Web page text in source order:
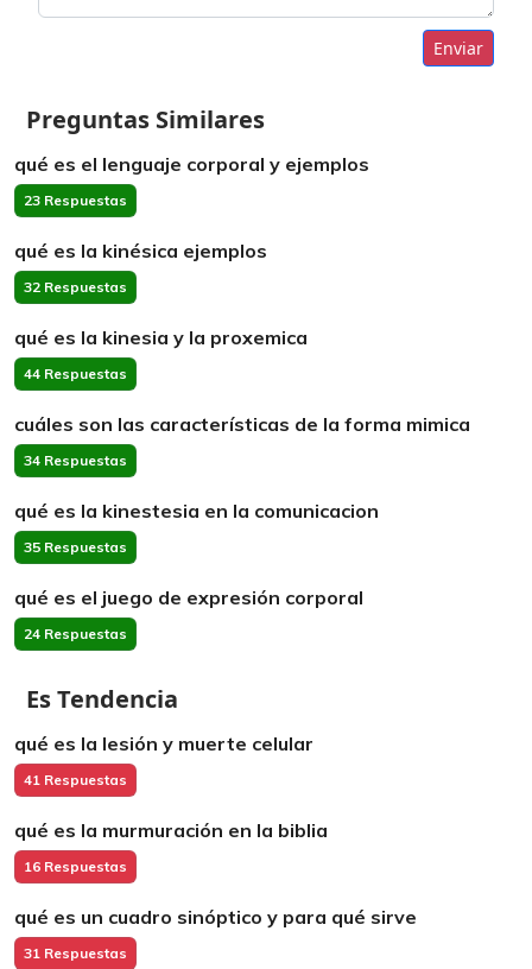
Enviar
Preguntas Similares
qué es el lenguaje corporal y ejemplos
23 Respuestas
qué es la kinésica ejemplos
32 Respuestas
qué es la kinesia y la proxemica
44 Respuestas
cuáles son las características de la forma mimica
34 Respuestas
qué es la kinestesia en la comunicacion
35 Respuestas
qué es el juego de expresión corporal
24 Respuestas
Es Tendencia
qué es la lesión y muerte celular
41 Respuestas
qué es la murmuración en la biblia
16 Respuestas
qué es un cuadro sinóptico y para qué sirve
31 Respuestas